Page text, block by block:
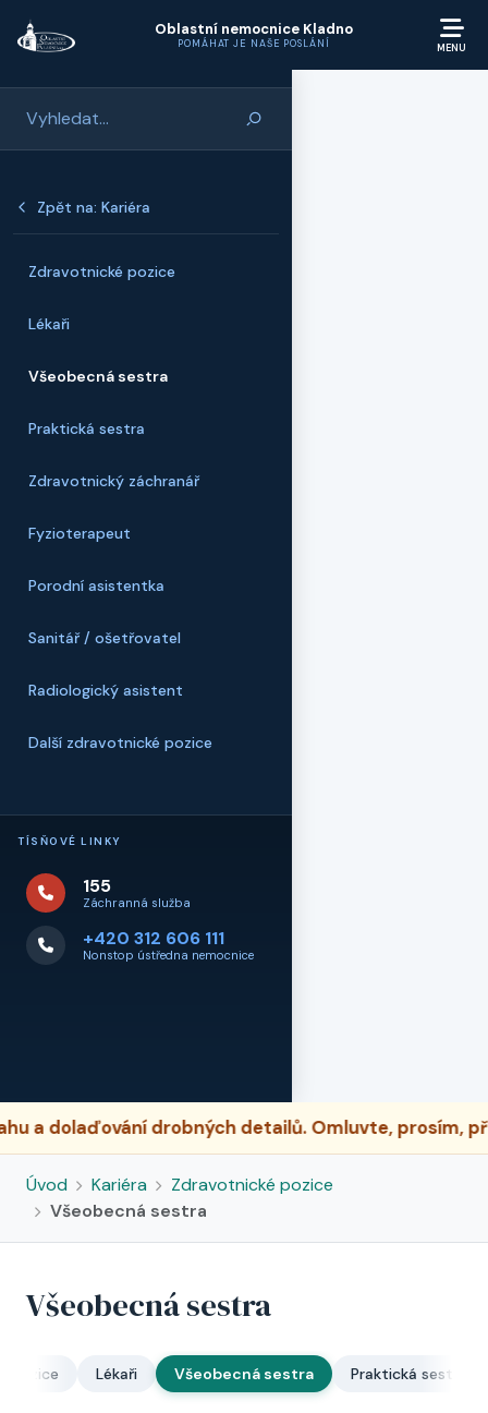
Oblastní nemocnice Kladno
POMÁHAT JE NAŠE POSLÁNÍ
Zpět na: Kariéra
Zdravotnické pozice
Lékaři
Všeobecná sestra
Praktická sestra
Zdravotnický záchranář
Fyzioterapeut
Porodní asistentka
Sanitář / ošetřovatel
Radiologický asistent
Další zdravotnické pozice
TÍSŇOVÉ LINKY
155
Záchranná služba
+420 312 606 111
Nonstop ústředna nemocnice
drobných detailů. Omluvte, prosím,
Úvod Kariéra
Zdravotnické pozice
Všeobecná sestra
Všeobecná sestra
pozice Lékaři Všeobecná sestra Praktická sestra